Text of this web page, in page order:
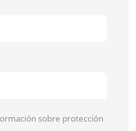
sobre protección